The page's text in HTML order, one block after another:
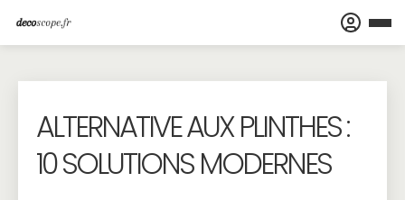
ALTERNATIVE AUX PLINTHES :
10 SOLUTIONS MODERNES